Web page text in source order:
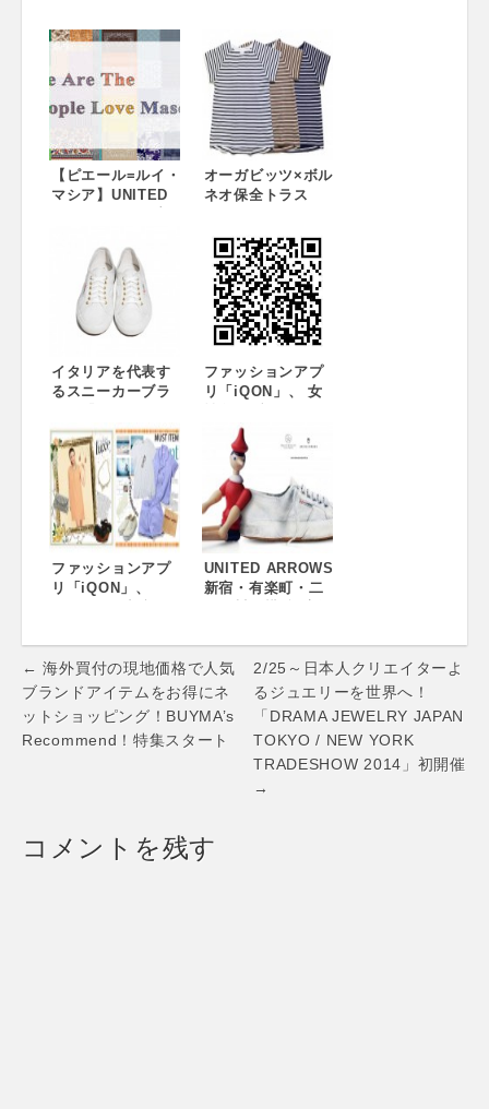
【ピエール=ルイ・
マシア】UNITED
Louis Masciaの魅
力について語る
WEBコンテンツ
【We Are The
People Love
オーガビッツ×ボル
ネオ保全トラス
「UNITED
ARROWS LTD.
OUTLET(ユナイテ
ッドアローズアウ
トレット)」から支
援商品を発売
イタリアを代表す
るスニーカーブラ
ユナイテッドアロ
ーズの別注モデル
が登場
ファッションアプ
リ「iQON」、 女
ング広告事業を本
格化！
ファッションアプ
リ「iQON」、
人気アイテムを使
ったコーディネー
トが可能に！
UNITED ARROWS
新宿・有楽町・二
MORE
VARIATION FAIR
を開催 DATE：
6.17tue –
6.30mon
Post
navigation
← 海外買付の現地価格で人気
ブランドアイテムをお得にネ
ットショッピング！BUYMA’s
Recommend！特集スタート
2/25～日本人クリエイターよ
るジュエリーを世界へ！
「DRAMA JEWELRY JAPAN
TOKYO / NEW YORK
TRADESHOW 2014」初開催
→
コメントを残す